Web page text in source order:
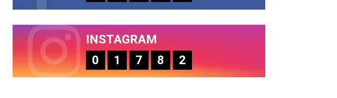
INSTAGRAM
0
1 7 8 2